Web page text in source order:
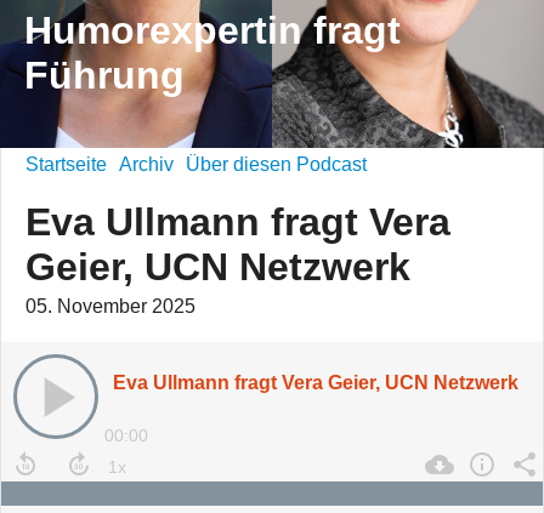
Humorexpertin fragt
Führung
Startseite Archiv Über diesen Podcast
Eva Ullmann fragt Vera
Geier, UCN Netzwerk
05. November 2025
Eva Ullmann fragt Vera Geier, UCN Netzwerk
00:00